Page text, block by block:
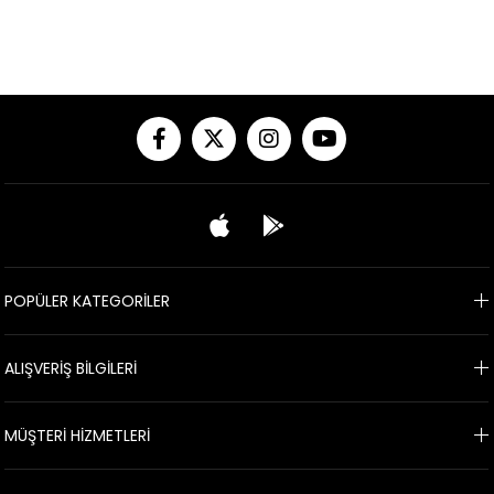
POPÜLER KATEGORİLER
ALIŞVERİŞ BİLGİLERİ
MÜŞTERİ HİZMETLERİ